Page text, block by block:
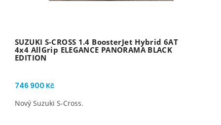
SUZUKI S-CROSS 1.4 BoosterJet Hybrid 6AT
4x4 AllGrip ELEGANCE PANORAMA BLACK
EDITION
746 900 Kč
Nový Suzuki S-Cross.